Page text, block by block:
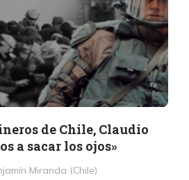
de Chile, Claudio
a sacar los ojos»
Miranda (Chile)